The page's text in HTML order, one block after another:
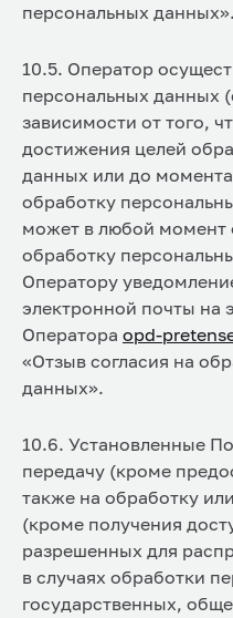
персональных данных».
10.5. Оператор
персональных данных
зависимости от того,
достижения целей
данных или до момента
обработку
может в любой момент
обработку
Оператору
электронной почты на
Оператора opd-
«Отзыв согласия на
данных».
10.6. Установленные
передачу (кроме
также на обработку
(кроме получения
разрешенных для
в случаях обработки
государственных,